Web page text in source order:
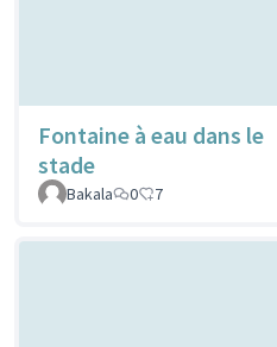
Fontaine à eau dans le
stade
Bakala
0 7